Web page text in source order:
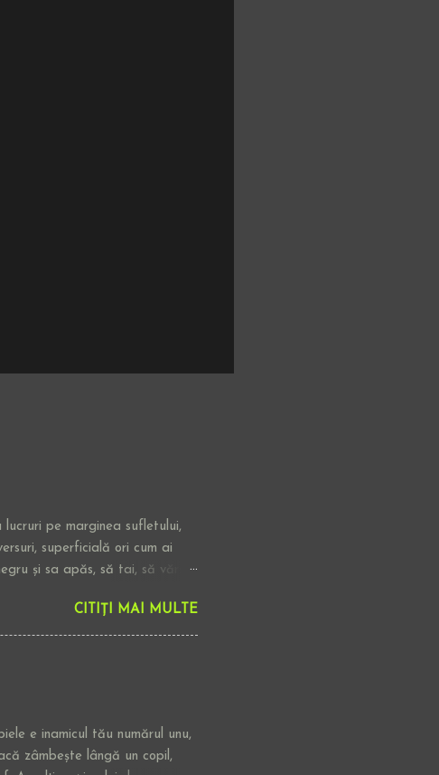
pe marginea sufletului,
superficială ori cum ai
și sa apăs, să tai, să vărs
se materializează
într-un colț-de sfaturi nedorite,
fii și tu rupt. Eu nu cred ca
CITIȚI MAI MULTE
e inamicul tău numărul unu,
zâmbește lângă un copil,